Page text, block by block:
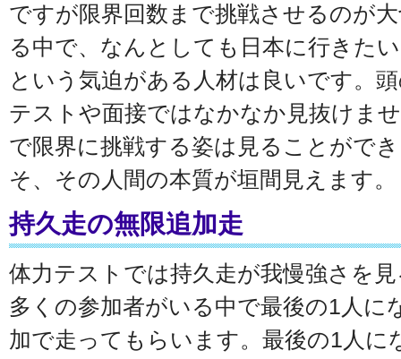
ですが限界回数まで挑戦させるのが
る中で、なんとしても日本に行きた
という気迫がある人材は良いです。
テストや面接ではなかなか見抜けま
で限界に挑戦する姿は見ることがで
そ、その人間の本質が垣間見えます。
持久走の無限追加走
体力テストでは持久走が我慢強さを
多くの参加者がいる中で最後の1人に
加で走ってもらいます。最後の1人に